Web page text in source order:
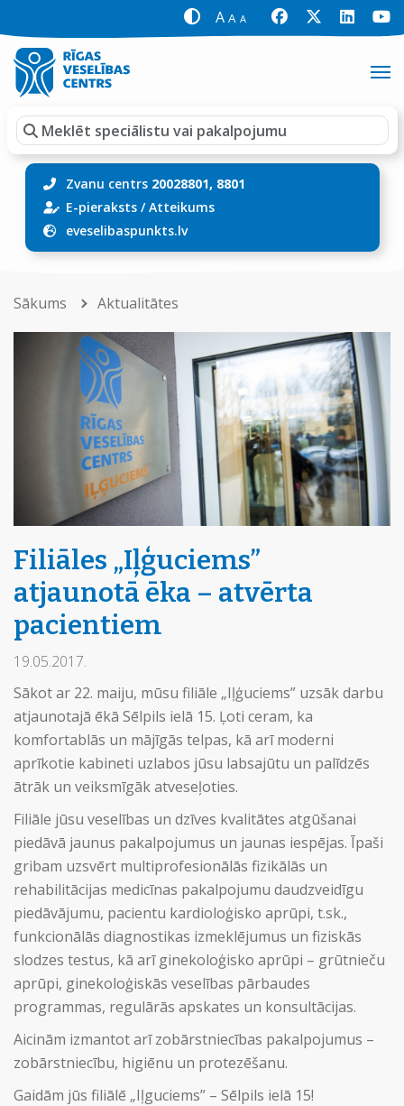
A A A
Zvanu centrs 20028801, 8801
E-pieraksts/Atteikums
eveselibaspunkts.lv
Sākums Aktualitātes
Filiāles „Iļģuciems”
atjaunotā ēka – atvērta
pacientiem
19.05.2017.
Sākot ar 22. maiju, mūsu filiāle „Iļģuciems” uzsāk darbu
atjaunotajā ēkā Sēlpils ielā 15. Ļoti ceram, ka
komfortablās un mājīgās telpas, kā arī moderni
aprīkotie kabineti uzlabos jūsu labsajūtu un palīdzēs
ātrāk un veiksmīgāk atveseļoties.
Filiāle jūsu veselības un dzīves kvalitātes atgūšanai
piedāvā jaunus pakalpojumus un jaunas iespējas. Īpaši
gribam uzsvērt multiprofesionālās fizikālās un
rehabilitācijas medicīnas pakalpojumu daudzveidīgu
piedāvājumu, pacientu kardioloģisko aprūpi, t.sk.,
funkcionālās diagnostikas izmeklējumus un fiziskās
slodzes testus, kā arī ginekoloģisko aprūpi – grūtnieču
aprūpi, ginekoloģiskās veselības pārbaudes
programmas, regulārās apskates un konsultācijas.
Aicinām izmantot arī zobārstniecības pakalpojumus –
zobārstniecību, higiēnu un protezēšanu.
Gaidām jūs filiālē „Iļguciems” – Sēlpils ielā 15!